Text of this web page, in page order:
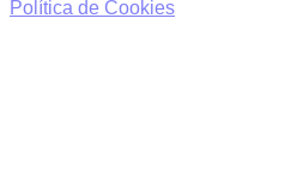
Política de Cookies